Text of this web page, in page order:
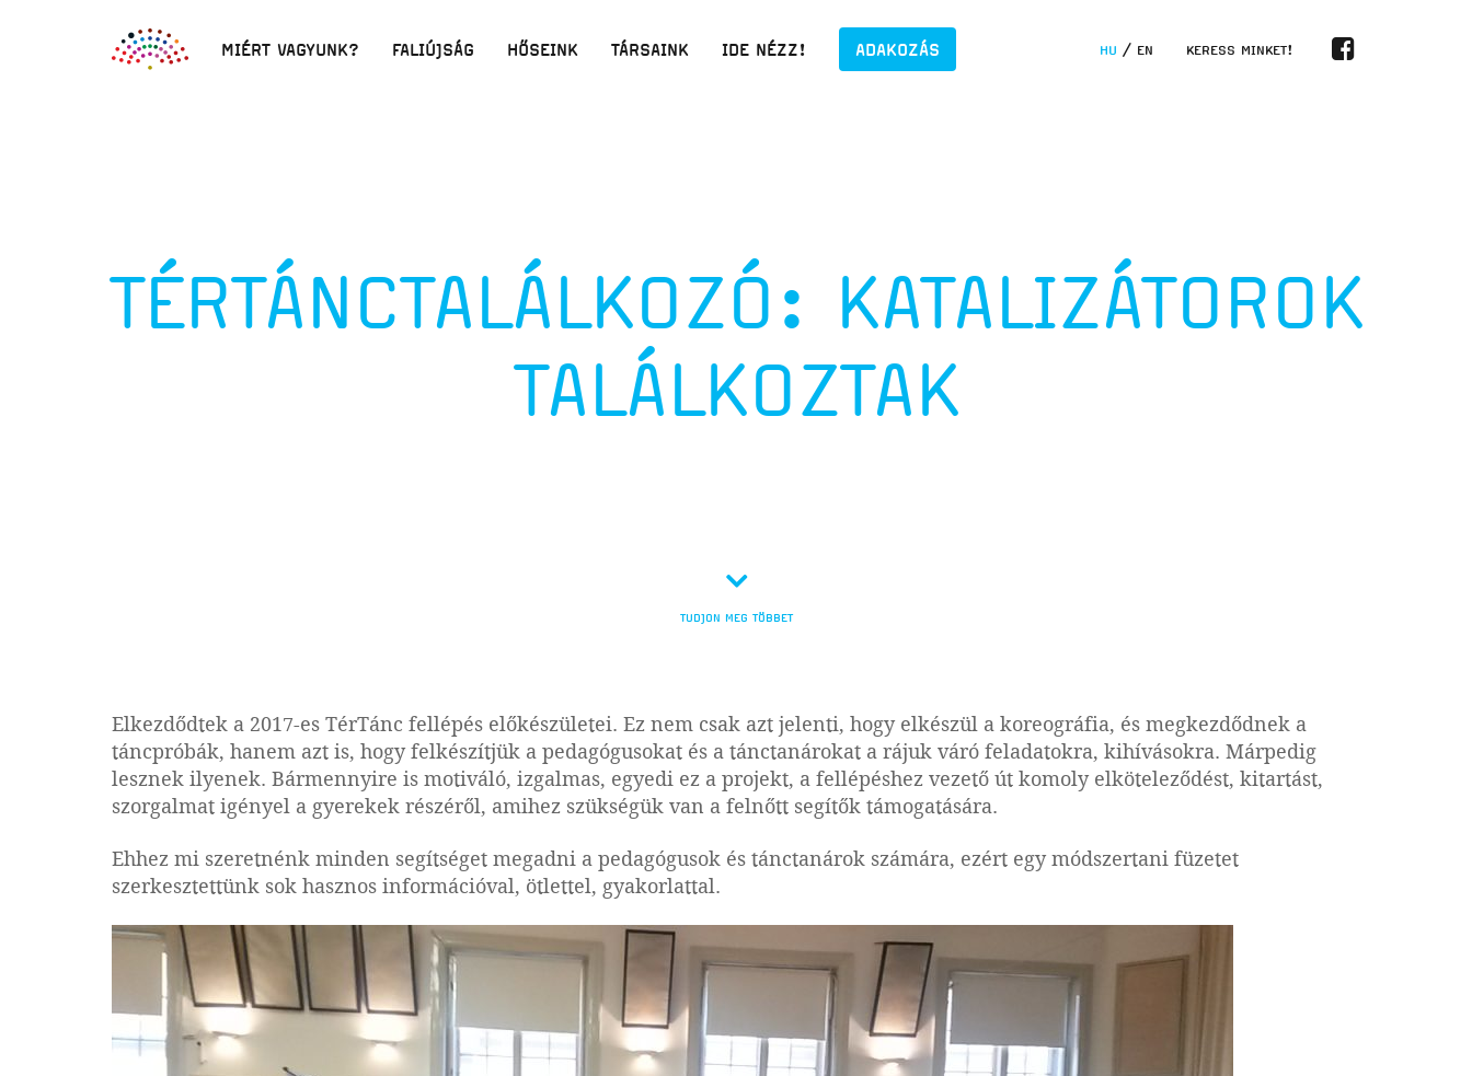
MIÉRT VAGYUNK? FALIÚJSÁG HŐSEINK TÁRSAINK IDE NÉZZ! ADAKOZÁS HU / EN KERESS MINKET!
TÉRTÁNCTALÁLKOZÓ: KATALIZÁTOROK
TALÁLKOZTAK
TUDJON MEG TÖBBET
Elkezdődtek a 2017-es TérTánc fellépés előkészületei. Ez nem csak azt jelenti, hogy elkészül a koreográfia, és megkezdődnek a
táncpróbák, hanem azt is, hogy felkészítjük a pedagógusokat és a tánctanárokat a rájuk váró feladatokra, kihívásokra. Márpedig
lesznek ilyenek. Bármennyire is motiváló, izgalmas, egyedi ez a projekt, a fellépéshez vezető út komoly elköteleződést, kitartást,
szorgalmat igényel a gyerekek részéről, amihez szükségük van a felnőtt segítők támogatására.
Ehhez mi szeretnénk minden segítséget megadni a pedagógusok és tánctanárok számára, ezért egy módszertani füzetet
szerkesztettünk sok hasznos információval, ötlettel, gyakorlattal.